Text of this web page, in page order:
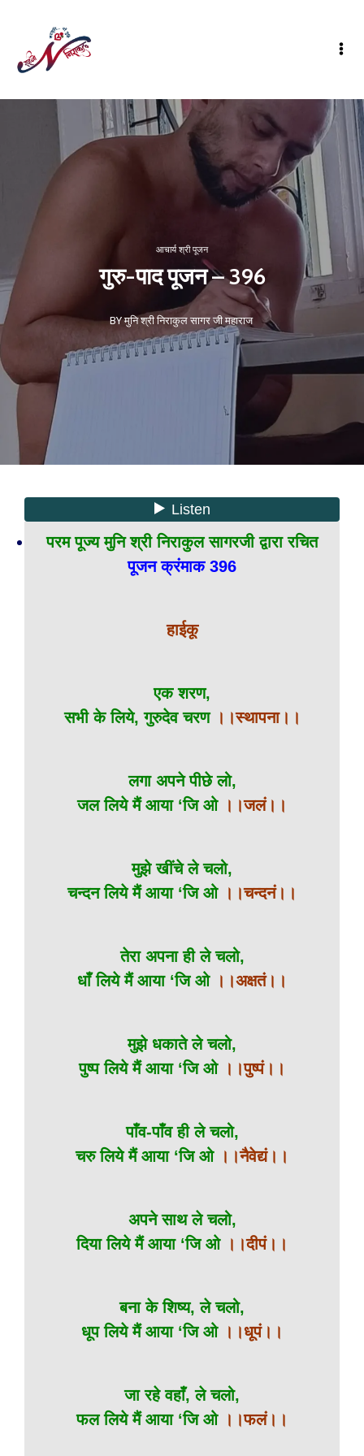
आचार्य श्री पूजन
गुरु-पाद पूजन – 396
BY मुनि श्री निराकुल सागर जी महाराज
परम पूज्य मुनि श्री निराकुल सागरजी द्वारा रचित
पूजन क्रंमाक 396
हाईकू
एक शरण,
सभी के लिये, गुरुदेव चरण ।।स्थापना।।
लगा अपने पीछे लो,
जल लिये मैं आया ‘जि ओ।।जलं।।
मुझे खींचे ले चलो,
चन्दन लिये मैं आया ‘जि ओ।।चन्दनं।।
तेरा अपना ही ले चलो,
धाँ लिये मैं आया ‘जि ओ।।अक्षतं।।
मुझे धकाते ले चलो,
पुष्प लिये मैं आया ‘जि ओ ।।पुष्पं।।
पाँव-पाँव ही ले चलो,
चरु लिये मैं आया ‘जि ओ।।नैवेद्यं।।
अपने साथ ले चलो,
दिया लिये मैं आया ‘जि ओ ।।दीपं।।
बना के शिष्य, ले चलो,
धूप लिये मैं आया ‘जि ओ।।धूपं।।
जा रहे वहाँ, ले चलो,
फल लिये मैं आया ‘जि ओ ।।फलं।।